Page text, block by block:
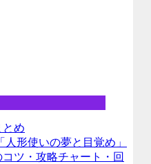
め
形使いの夢と目覚め」
ツ・攻略チャート・回